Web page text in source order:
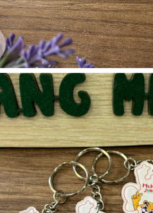
khách hàng commvault
Liên hệ
sun
-
Bình thủy tinh lọc trà -
khách hàng div
Liên hệ
Bình nước thủy tinh có
dây xách
Liên hệ
Cốc giữ nhiệt 500ml
Liên hệ